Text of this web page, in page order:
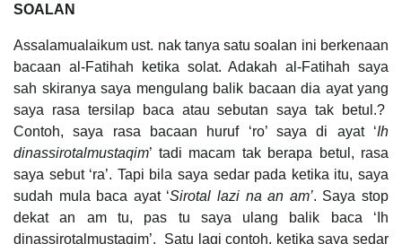
SOALAN
Assalamualaikum ust. nak tanya satu soalan ini berkenaan
bacaan al-Fatihah ketika solat. Adakah al-Fatihah saya
sah skiranya saya mengulang balik bacaan dia ayat yang
saya rasa tersilap baca atau sebutan saya tak betul.?
Contoh, saya rasa bacaan huruf ‘ro’ saya di ayat ‘Ih
dinassirotalmustaqim’ tadi macam tak berapa betul, rasa
saya sebut ‘ra’. Tapi bila saya sedar pada ketika itu, saya
sudah mula baca ayat ‘Sirotal lazi na an am’. Saya stop
dekat an am tu, pas tu saya ulang balik baca ‘Ih
dinassirotalmustaqim’. Satu lagi contoh, ketika saya sedar